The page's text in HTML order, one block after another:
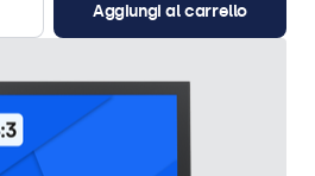
Aggiungi al carrello